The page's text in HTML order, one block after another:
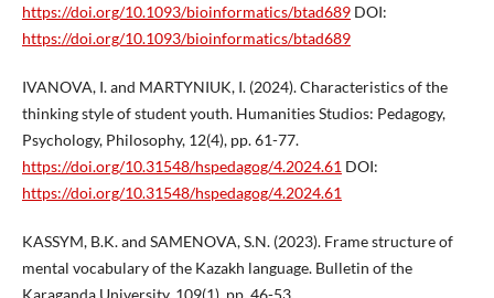
https://doi.org/10.1093/bioinformatics/btad689DOI:
https://doi.org/10.1093/bioinformatics/btad689
IVANOVA, I. and MARTYNIUK, I. (2024). Characteristics of the
thinking style of student youth. Humanities Studios: Pedagogy,
Psychology, Philosophy, 12(4), pp. 61-77.
https://doi.org/10.31548/hspedagog/4.2024.61 DOI:
https://doi.org/10.31548/hspedagog/4.2024.61
KASSYM, B.K. and SAMENOVA, S.N. (2023). Frame structure of
mental vocabulary of the Kazakh language. Bulletin of the
Karaganda University, 109(1), pp. 46-53.